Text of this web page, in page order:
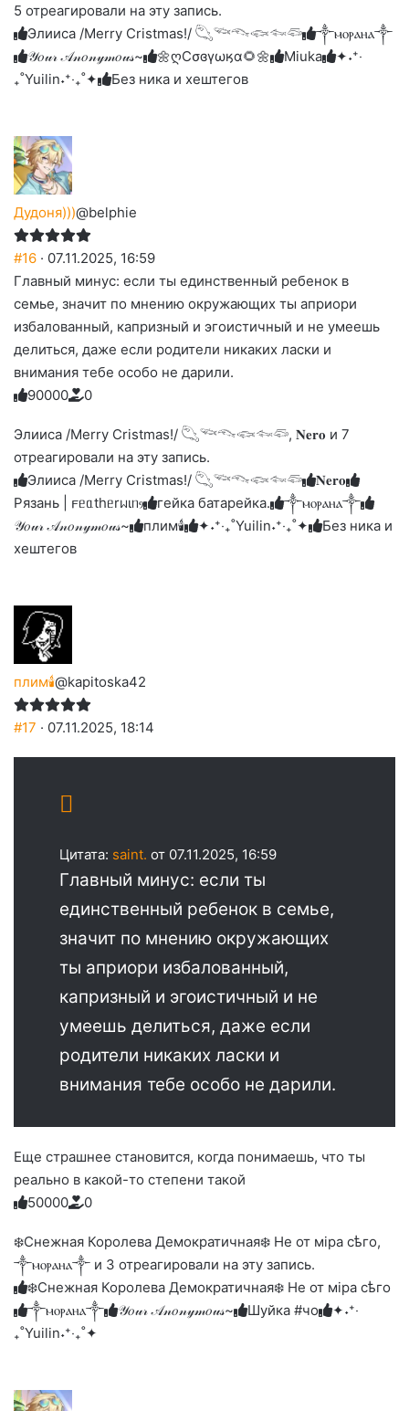
до
слез
5 отреагировали на эту запись.
Элииса /Merry Cristmas!/ 𓆡𓆝𓆞𓆟𓆜𓆛
༒ⲙⲟⲣⲁⲏⲁ༒
𝒴𝑜𝓊𝓇 𝒜𝓃𝑜𝓃𝓎𝓂𝑜𝓊𝓈~
🌼ღСσɞγωӄα🌻🌼 Miuka
✦˖⁺‧
₊˚Yuilin˖⁺‧₊˚✦
Без ника и хештегов
Дудоня)))@belphie
#16 · 07.11.2025, 16:59
Главный минус: если ты единственный ребенок в
семье, значит по мнению окружающих ты априори
избалованный, капризный и эгоистичный и не умеешь
делиться, даже если родители никаких ласки и
внимания тебе особо не дарили.
Голосуйте
вверх.
9
Нажмите
реакцию:
0
Нажмите
реакцию:
до
слез
0
Нажмите
реакцию:
0
Нажмите
реакцию:
0
Нажмите
благодарю
0
Элииса /Merry Cristmas!/ 𓆡𓆝𓆞𓆟𓆜𓆛, 𝐍𝐞𝐫𝐨 и 7
отреагировали на эту запись.
Элииса /Merry Cristmas!/ 𓆡𓆝𓆞𓆟𓆜𓆛
𝐍𝐞𝐫𝐨
Рязань | 𐔥ᥱᥲthᥱrᥕιᥒⳋ
гейка батарейка.
༒ⲙⲟⲣⲁⲏⲁ༒
𝒴𝑜𝓊𝓇 𝒜𝓃𝑜𝓃𝓎𝓂𝑜𝓊𝓈~
плим🕯️ ✦˖⁺‧₊˚Yuilin˖⁺‧₊˚✦
Без ника и
хештегов
плим🕯️@kapitoska42
#17 · 07.11.2025, 18:14
Цитата: saint. от 07.11.2025, 16:59
Главный минус: если ты
единственный ребенок в семье,
значит по мнению окружающих
ты априори избалованный,
капризный и эгоистичный и не
умеешь делиться, даже если
родители никаких ласки и
внимания тебе особо не дарили.
Еще страшнее становится, когда понимаешь, что ты
реально в какой-то степени такой
Голосуйте
вверх.
5
Нажмите
реакцию:
улыбаюсь
0
Нажмите
реакцию:
смеюсь
до
слез
0
Нажмите
реакцию:
печаль
0
Нажмите
реакцию:
плачу
0
Нажмите
благодарю
0
❄️Снежная Королева Демократичная❄️ Не от мiра сѣго,
༒ⲙⲟⲣⲁⲏⲁ༒ и 3 отреагировали на эту запись.
❄️Снежная Королева Демократичная❄️ Не от мiра сѣго
༒ⲙⲟⲣⲁⲏⲁ༒
𝒴𝑜𝓊𝓇 𝒜𝓃𝑜𝓃𝓎𝓂𝑜𝓊𝓈~ Шуйка #чо
✦˖⁺‧
₊˚Yuilin˖⁺‧₊˚✦